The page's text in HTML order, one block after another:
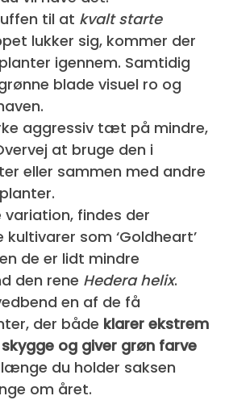
til at kvalt starte
lukker sig, kommer der
igennem. Samtidig
blade visuel ro og
aggressiv tæt på mindre,
at bruge den i
eller sammen med andre
findes der
som ‘Goldheart’
de er lidt mindre
den rene Hedera helix.
en af de få
der både klarer ekstrem
og giver grøn farve
du holder saksen
om året.